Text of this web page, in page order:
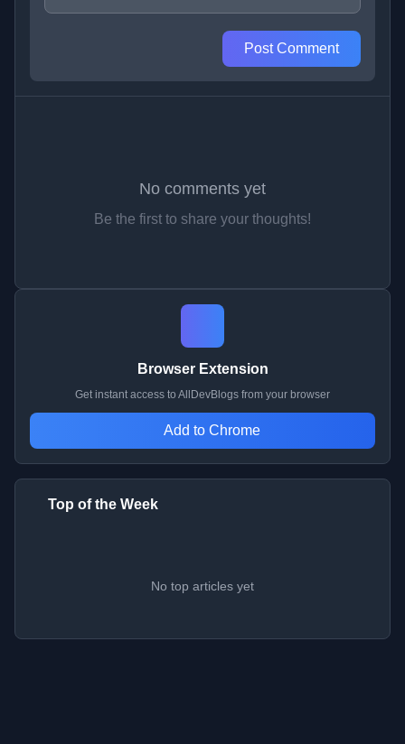
Post Comment
No comments yet
Be the first to share your thoughts!
Browser Extension
Get instant access to AllDevBlogs from your browser
Add to Chrome
Top of the Week
No top articles yet